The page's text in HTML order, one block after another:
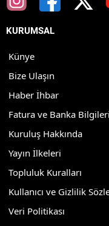
KURUMSAL
Künye
Bize Ulaşın
Haber İhbar
Fatura ve Banka Bilgileri
Kuruluş Hakkında
Yayın İlkeleri
Topluluk Kuralları
Kullanıcı ve Gizlilik
Veri Politikası